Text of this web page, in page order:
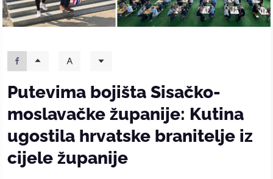
Putevima bojišta Sisačko-
moslavačke županije: Kutina
ugostila hrvatske branitelje iz
cijele županije